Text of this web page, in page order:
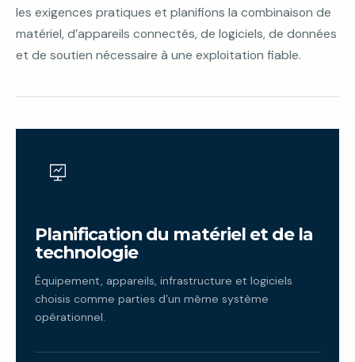
les exigences pratiques et planifions la combinaison de
matériel, d’appareils connectés, de logiciels, de données
et de soutien nécessaire à une exploitation fiable.
Planification du matériel et de la
technologie
Équipement, appareils, infrastructure et logiciels
choisis comme parties d’un même système
opérationnel.